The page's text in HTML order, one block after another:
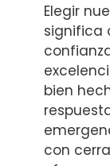
Elegir
significa
bien
con